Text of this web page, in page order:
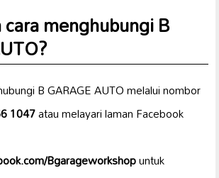
menghubungi B
B GARAGE AUTO melalui nombor
1047atau melayari laman Facebook
Bgarageworkshopuntuk